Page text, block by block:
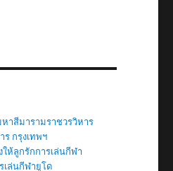
าสีมารามราชวรวิหาร
ร กรุงเทพฯ
ห้ลูกรักการเล่นกีฬา
เล่นกีฬายูโด